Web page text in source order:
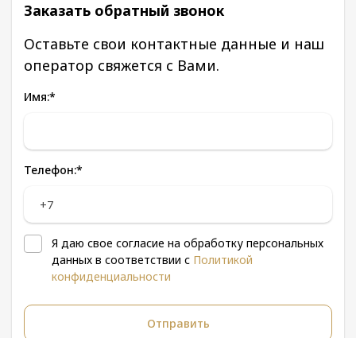
Заказать обратный звонок
Оставьте свои контактные данные и наш
оператор свяжется с Вами.
Имя:*
Телефон:*
Я даю свое согласие на обработку персональных
данных в соответствии с Политикой
конфиденциальности